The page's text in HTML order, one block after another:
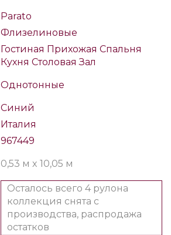
Parato
Флизелиновые
Гостиная Прихожая Спальня
Кухня Столовая Зал
Однотонные
Синий
Италия
967449
0,53 м x 10,05 м
Осталось всего 4 рулона
коллекция снята с
производства, распродажа
остатков